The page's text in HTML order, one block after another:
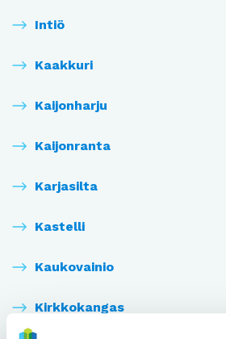
Intiö
Kaakkuri
Kaijonharju
Kaijonranta
Karjasilta
Kastelli
Kaukovainio
Kirkkokangas